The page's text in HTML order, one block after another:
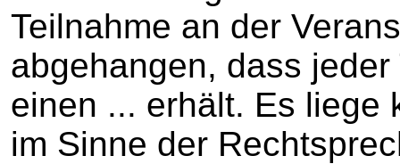
Teilnahme an der
abgehangen, dass
einen ... erhält. Es liege
im Sinne der